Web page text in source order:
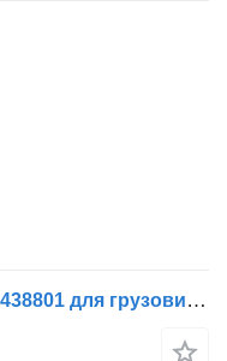
Топливный бак DAF 335 Liter 1438801 для грузовика DAF